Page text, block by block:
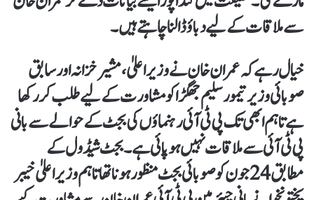
سے ملاقات کے لیے دباؤ ڈالنا چاہتے ہیں۔
خیال رہے کہ عمران خان نے وزیراعلیٰ، مشیر خزانہ اور سابق
صوبائی وزیر تیمور سلیم جھگڑا کو مشاورت کے لیے طلب کر رکھا
ہے تاہم ابھی تک پی ٹی آئی رہنماؤں کی بجٹ کے حوالے سے بانی
پی ٹی آئی سے ملاقات نہیں ہو پائی ہے۔ بجٹ شیڈول کے
مطابق 24جون کو صوبائی بجٹ منظور ہونا تھا تاہم وزیر اعلیٰ خیبر